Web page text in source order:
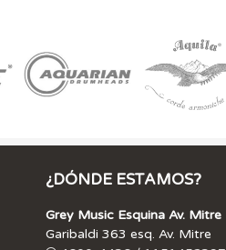
¿DÓNDE ESTAMOS?
Grey Music Esquina Av. Mitre
Garibaldi 363 esq. Av. Mitre